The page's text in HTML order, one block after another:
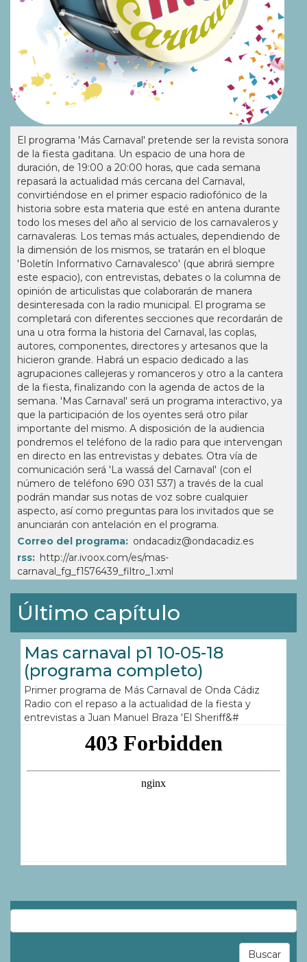
El programa 'Más Carnaval' pretende ser la revista sonora
de la fiesta gaditana. Un espacio de una hora de
duración, de 19:00 a 20:00 horas, que cada semana
repasará la actualidad más cercana del Carnaval,
convirtiéndose en el primer espacio radiofónico de la
historia sobre esta materia que esté en antena durante
todo los meses del año al servicio de los carnavaleros y
carnavaleras. Los temas más actuales, dependiendo de
la dimensión de los mismos, se tratarán en el bloque
'Boletín Informativo Carnavalesco' (que abrirá siempre
este espacio), con entrevistas, debates o la columna de
opinión de articulistas que colaborarán de manera
desinteresada con la radio municipal. El programa se
completará con diferentes secciones que recordarán de
una u otra forma la historia del Carnaval, las coplas,
autores, componentes, directores y artesanos que la
hicieron grande. Habrá un espacio dedicado a las
agrupaciones callejeras y romanceros y otro a la cantera
de la fiesta, finalizando con la agenda de actos de la
semana. 'Mas Carnaval' será un programa interactivo, ya
que la participación de los oyentes será otro pilar
importante del mismo. A disposición de la audiencia
pondremos el teléfono de la radio para que intervengan
en directo en las entrevistas y debates. Otra vía de
comunicación será 'La wassá del Carnaval' (con el
número de teléfono 690 031 537) a través de la cual
podrán mandar sus notas de voz sobre cualquier
aspecto, así como preguntas para los invitados que se
anunciarán con antelación en el programa.
Correo del programa
ondacadiz@ondacadiz.es
rss
http://ar.ivoox.com/es/mas-
carnaval_fg_f1576439_filtro_1.xml
Último capítulo
Mas carnaval p1 10-05-18
(programa completo)
Primer programa de Más Carnaval de Onda Cádiz
Radio con el repaso a la actualidad de la fiesta y
entrevistas a Juan Manuel Braza 'El Sheriff&#
Buscar